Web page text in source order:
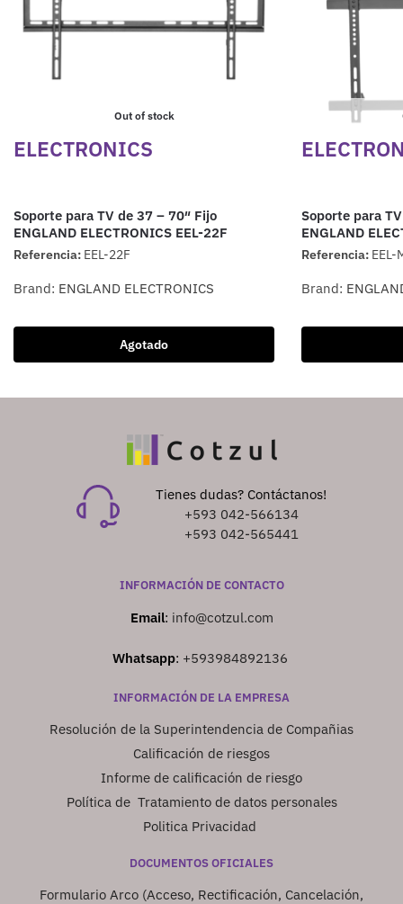
Out of stock
ELECTRONICS
Soporte para TV de 37 – 70″ Fijo
ENGLAND ELECTRONICS EEL-22F
Referencia: EEL-22F
Brand: ENGLAND ELECTRONICS
Agotado
Soporte para
ENGLAND
Referencia: EEL-
Brand:
Tienes dudas? Contáctanos!
+593 042-566134
+593 042-565441
INFORMACIÓN DE CONTACTO
Email: info@cotzul.com
Whatsapp: +593984892136
INFORMACIÓN DE LA EMPRESA
Resolución de la Superintendencia de Compañias
Calificación de riesgos
Informe de calificación de riesgo
Política de Tratamiento de datos personales
Politica Privacidad
DOCUMENTOS OFICIALES
Formulario Arco (Acceso, Rectificación, Cancelación,